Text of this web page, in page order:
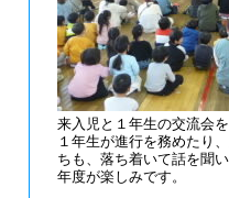
来入児と１年生の交流会
１年生が進行を務めたり
ちも、落ち着いて話を聞
年度が楽しみです。